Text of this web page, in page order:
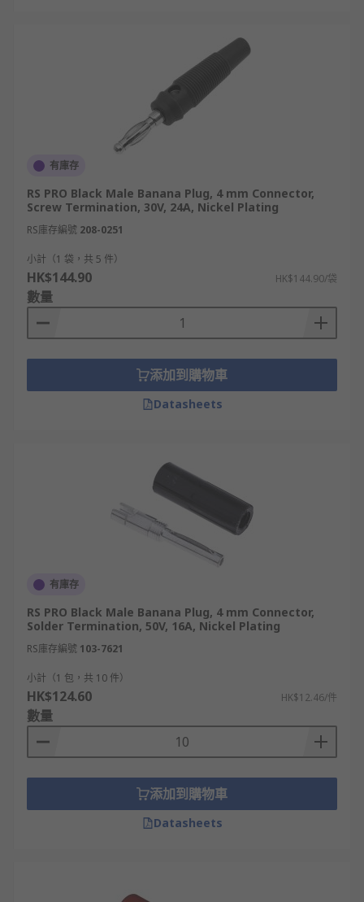
有庫存
RS PRO Black Male Banana Plug, 4 mm Connector,
Screw Termination, 30V, 24A, Nickel Plating
RS庫存編號 208-0251
小計（1 袋，共 5 件）
HK$144.90 HK$144.90/袋
數量
添加到購物車
Datasheets
有庫存
RS PRO Black Male Banana Plug, 4 mm Connector,
Solder Termination, 50V, 16A, Nickel Plating
RS庫存編號 103-7621
小計（1 包，共 10 件）
HK$124.60 HK$12.46/件
數量
添加到購物車
Datasheets